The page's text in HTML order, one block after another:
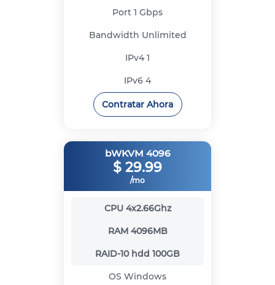
Port 1 Gbps
Bandwidth Unlimited
IPv41
IPv6 4
Contratar Ahora
bWKVM 4096
$ 29.99
/mo
CPU 4x2.66Ghz
RAM 4096MB
RAID-10 hdd 100GB
OS Windows